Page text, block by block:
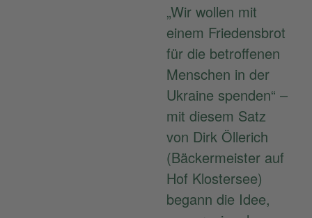
„Wir wollen mit
einem Friedensbrot
für die betroffenen
Menschen in der
Ukraine spenden“ –
mit diesem Satz
von Dirk Öllerich
(Bäckermeister auf
Hof Klostersee)
begann die Idee,